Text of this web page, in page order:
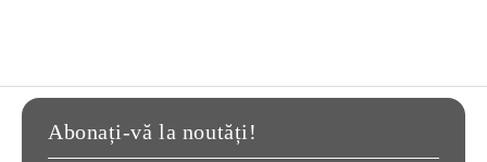
Abonați-vă la noutăți!